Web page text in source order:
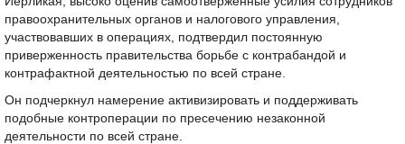
правоохранительных органов и налогового управления,
участвовавших в операциях, подтвердил постоянную
приверженность правительства борьбе с контрабандой и
контрафактной деятельностью по всей стране.
Он подчеркнул намерение активизировать и поддерживать
подобные контроперации по пресечению незаконной
деятельности по всей стране.